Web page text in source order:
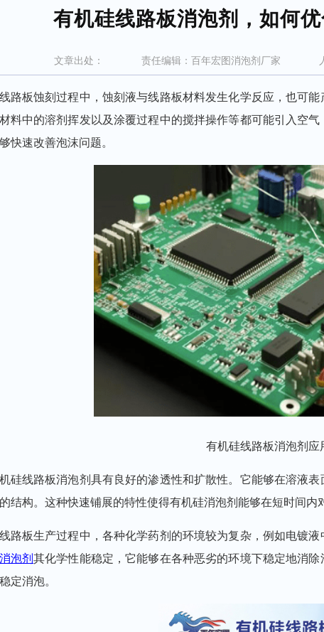
有机硅线路板消泡剂，如何
文章出处： 责任编辑：百年宏图消泡剂厂家
路板蚀刻过程中，蚀刻液与线路板材料发生化学反应，也可
料中的溶剂挥发以及涂覆过程中的搅拌操作等都可能引入空气
快速改善泡沫问题。
有机硅线路板消泡剂应
硅线路板消泡剂具有良好的渗透性和扩散性。它能够在溶液
结构。这种快速铺展的特性使得有机硅消泡剂能够在短时间内
路板生产过程中，各种化学药剂的环境较为复杂，例如电镀液
泡剂其化学性能稳定，它能够在各种恶劣的环境下稳定地消
定消泡。